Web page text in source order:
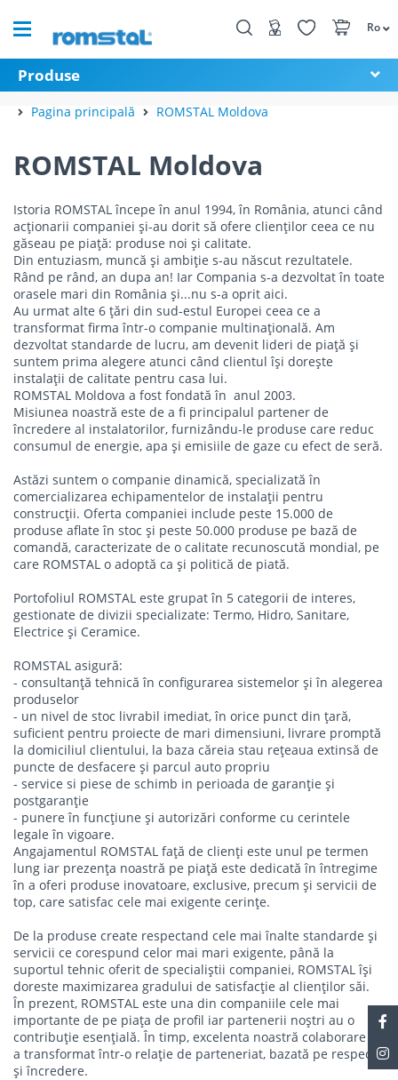
Ro
Produse
Pagina principală ROMSTAL Moldova
ROMSTAL Moldova
Istoria ROMSTAL începe în anul 1994, în România, atunci când
acționarii companiei și-au dorit să ofere clienților ceea ce nu
găseau pe piață: produse noi și calitate.
Din entuziasm, muncă și ambiție s-au născut rezultatele.
Rând pe rând, an dupa an! Iar Compania s-a dezvoltat în toate
orasele mari din România și...nu s-a oprit aici.
Au urmat alte 6 țări din sud-estul Europei ceea ce a
transformat firma într-o companie multinațională. Am
dezvoltat standarde de lucru, am devenit lideri de piață și
suntem prima alegere atunci când clientul își dorește
instalații de calitate pentru casa lui.
ROMSTAL Moldova a fost fondată în anul 2003.
Misiunea noastră este de a fi principalul partener de
încredere al instalatorilor, furnizându-le produse care reduc
consumul de energie, apa și emisiile de gaze cu efect de seră.
Astăzi suntem o companie dinamică, specializată în
comercializarea echipamentelor de instalații pentru
construcții. Oferta companiei include peste 15.000 de
produse aflate în stoc și peste 50.000 produse pe bază de
comandă, caracterizate de o calitate recunoscută mondial, pe
care ROMSTAL o adoptă ca și politică de piată.
Portofoliul ROMSTAL este grupat în 5 categorii de interes,
gestionate de divizii specializate: Termo, Hidro, Sanitare,
Electrice şi Ceramice.
ROMSTAL asigură:
- consultanţă tehnică în configurarea sistemelor şi în alegerea
produselor
- un nivel de stoc livrabil imediat, în orice punct din țară,
suficient pentru proiecte de mari dimensiuni, livrare promptă
la domiciliul clientului, la baza căreia stau reţeaua extinsă de
puncte de desfacere și parcul auto propriu
- service si piese de schimb in perioada de garanţie şi
postgaranţie
- punere în funcțiune și autorizări conforme cu cerintele
legale în vigoare.
Angajamentul ROMSTAL față de clienți este unul pe termen
lung iar prezența noastră pe piață este dedicată în întregime
în a oferi produse inovatoare, exclusive, precum și servicii de
top, care satisfac cele mai exigente cerințe.
De la produse create respectand cele mai înalte standarde și
servicii ce corespund celor mai mari exigente, până la
suportul tehnic oferit de specialiștii companiei, ROMSTAL își
doreste maximizarea gradului de satisfacție al clienților săi.
În prezent, ROMSTAL este una din companiile cele mai
importante de pe piața de profil iar partenerii noștri au o
contribuție esențială. În timp, excelenta noastră colaborare s-
a transformat într-o relație de parteneriat, bazată pe respect
și încredere.